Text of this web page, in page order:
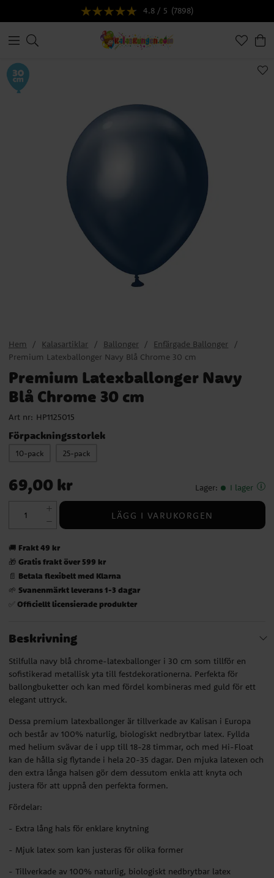
4.8 / 5 (7898)
Hem Kalasartiklar Ballonger
Enfärgade Ballonger
Premium Latexballonger Navy Blå Chrome 30 cm
Premium Latexballonger Navy
Blå Chrome 30 cm
Art nr: HP1125015
Förpackningsstorlek
10-pack 25-pack
Pris: 69,00 kr
69,00 kr Lager: I lager
LÄGG I VARUKORGEN
🚚 Frakt 49 kr
🎁 Gratis frakt över 599 kr
📄 Betala flexibelt med Klarna
🌱 Svanenmärkt leverans 1-3 dagar
✅ Officiellt licensierade produkter
Beskrivning
Stilfulla navy blå chrome-latexballonger i 30 cm som tillför en
sofistikerad metallisk yta till festdekorationerna. Perfekta för
ballongbuketter och kan med fördel kombineras med guld för ett
elegant uttryck.
Dessa premium latexballonger är tillverkade av Kalisan i Europa
och består av 100% naturlig, biologiskt nedbrytbar latex. Fyllda
med helium svävar de i upp till 18-28 timmar, och med Hi-Float
kan de hålla sig flytande i hela 20-35 dagar. Den mjuka latexen och
den extra långa halsen gör dem dessutom enkla att knyta och
justera för att uppnå den perfekta formen.
Fördelar:
- Extra lång hals för enklare knytning
- Mjuk latex som kan justeras för olika former
- Tillverkade av 100% naturlig, biologiskt nedbrytbar latex